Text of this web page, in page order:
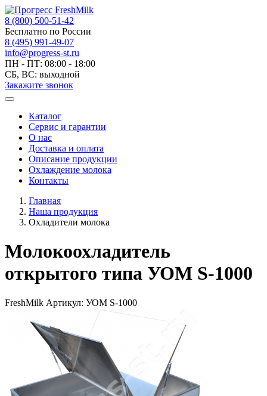
8 (800) 500-51-42
Бесплатно по России
8 (495) 991-49-07
info@progress-st.ru
ПН - ПТ: 08:00 - 18:00
СБ, ВС: выходной
Закажите звонок
Каталог
Сервис и гарантии
О нас
Доставка и оплата
Описание продукции
Охлаждение молока
Контакты
Главная
Наша продукция
Охладители молока
Молокоохладитель
открытого типа УОМ S-1000
FreshMilk Артикул: УОМ S-1000